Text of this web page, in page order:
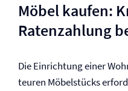
Möbel kaufen:
Ratenzahlung
Die Einrichtung einer
teuren Möbelstücks